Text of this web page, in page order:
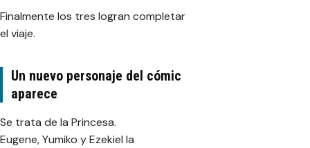
Finalmente los tres logran completar
el viaje.
Un nuevo personaje del cómic
aparece
Se trata de la Princesa.
Eugene, Yumiko y Ezekiel la